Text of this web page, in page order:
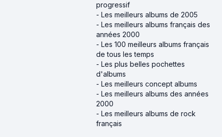
progressif
- Les meilleurs albums de 2005
- Les meilleurs albums français des
années 2000
- Les 100 meilleurs albums français
de tous les temps
- Les plus belles pochettes
d'albums
- Les meilleurs concept albums
- Les meilleurs albums des années
2000
- Les meilleurs albums de rock
français